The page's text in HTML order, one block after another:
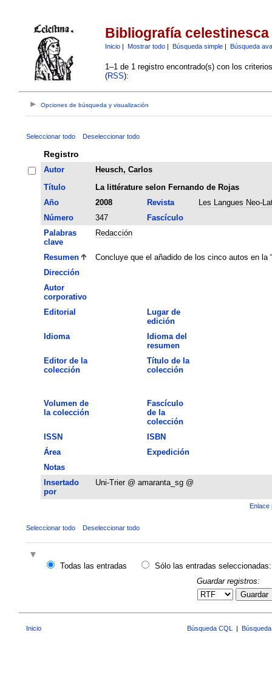
Bibliografía celestinesca
Inicio| Mostrar todo| Búsqueda simple| Búsqueda
1–1 de 1 registro encontrado(s) con los
(RSS):
Opciones de búsqueda y visualización
Seleccionar todo Deseleccionar todo
Registro
Autor
Heusch, Carlos
Título
La littérature selon Fernando de Rojas
Año
2008 Revista
Les Langues Neo-
Número
347
Fascículo
Palabras
clave
Redacción
Resumen
Concluye que el añadido de los cinco autos en la
Dirección
Autor
corporativo
Editorial
Lugar de
edición
Idioma
Idioma del
resumen
Editor de la
colección
Título de la
colección
Volumen de
la colección
Fascículo
de la
colección
ISSN
ISBN
Área
Expedición
Notas
Insertado
por
Uni-Trier @ amaranta_sg @
Enlace
Seleccionar todo Deseleccionar todo
Todas las entradas
Sólo las entradas seleccionadas:
Guardar registros:
Guardar
Inicio Búsqueda CQL